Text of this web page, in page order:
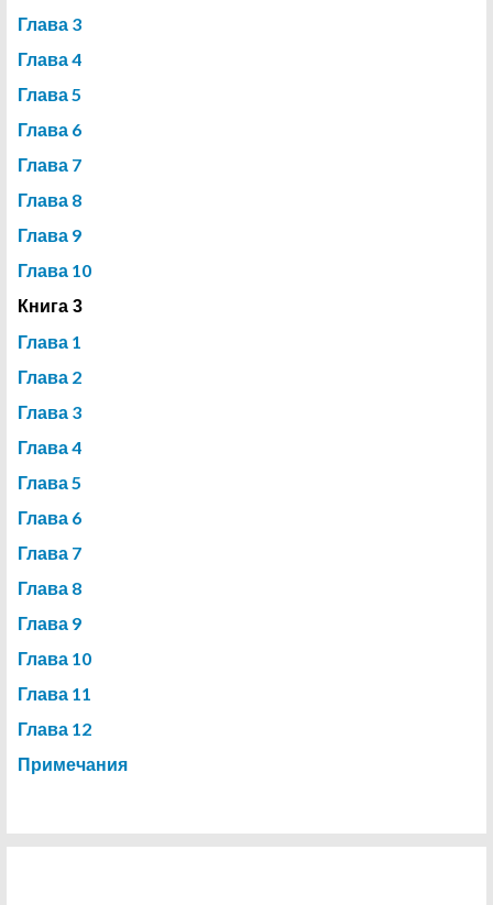
Глава 3
Глава 4
Глава 5
Глава 6
Глава 7
Глава 8
Глава 9
Глава 10
Книга 3
Глава 1
Глава 2
Глава 3
Глава 4
Глава 5
Глава 6
Глава 7
Глава 8
Глава 9
Глава 10
Глава 11
Глава 12
Примечания